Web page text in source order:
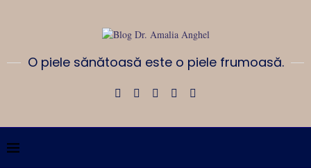
O piele sănătoasă este o piele frumoasă.